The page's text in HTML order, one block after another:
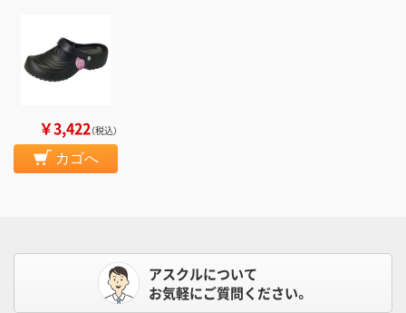
￥3,422（税込）
カゴへ
アスクルについて
お気軽にご質問ください。